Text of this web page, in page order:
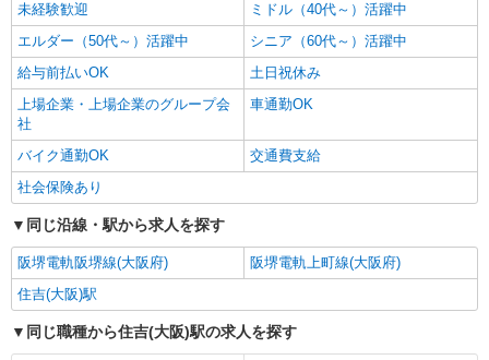
未経験歓迎
ミドル（40代～）活躍中
エルダー（50代～）活躍中
シニア（60代～）活躍中
給与前払いOK
土日祝休み
上場企業・上場企業のグループ会
社
車通勤OK
バイク通勤OK
交通費支給
社会保険あり
同じ沿線・駅から求人を探す
阪堺電軌阪堺線(大阪府)
阪堺電軌上町線(大阪府)
住吉(大阪)駅
同じ職種から住吉(大阪)駅の求人を探す